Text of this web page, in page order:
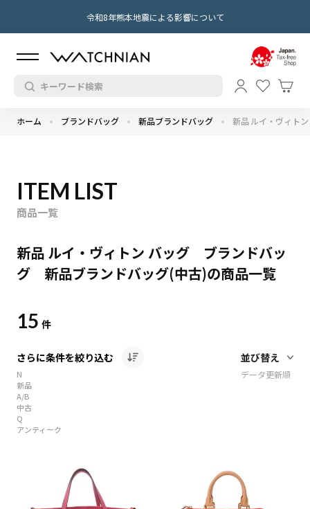
令和8年熊本地震による影響について
ホーム ブランドバッグ 新品ブランドバッグ 新品 ルイ・ヴィト
ITEM LIST
商品一覧
新品 ルイ・ヴィトン バッグ ブランドバッ
グ 新品ブランドバッグ(中古)の商品一覧
15 件
さらに条件を絞り込む
N
新品
A/B
中古
Q
アンティーク
データ更新順